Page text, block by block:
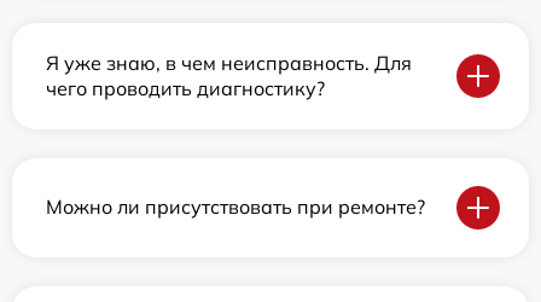
Я уже знаю, в чем неисправность. Для
чего проводить диагностику?
Можно ли присутствовать при ремонте?